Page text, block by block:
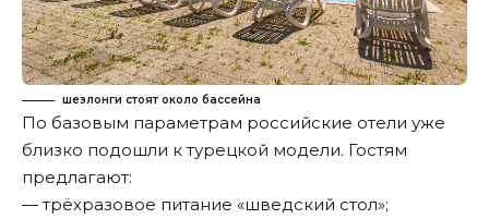
шезлонги стоят около бассейна
По базовым параметрам российские отели уже
близко подошли к турецкой модели. Гостям
предлагают:
— трёхразовое питание «шведский стол»;